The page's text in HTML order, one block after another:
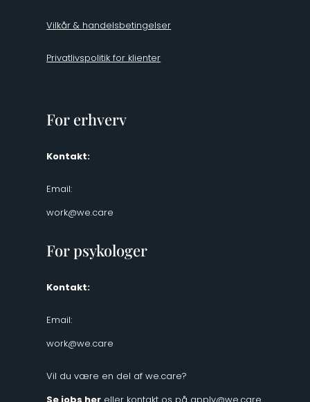
Vilkår & handelsbetingelser
Privatlivspolitik for klienter
For erhverv
Kontakt:
Email:
work@we.care
For psykologer
Kontakt:
Email:
work@we.care
Vil du være en del af we.care?